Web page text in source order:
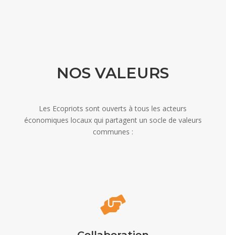
NOS VALEURS
Les Ecopriots sont ouverts à tous les acteurs
économiques locaux qui partagent un socle de valeurs
communes :
